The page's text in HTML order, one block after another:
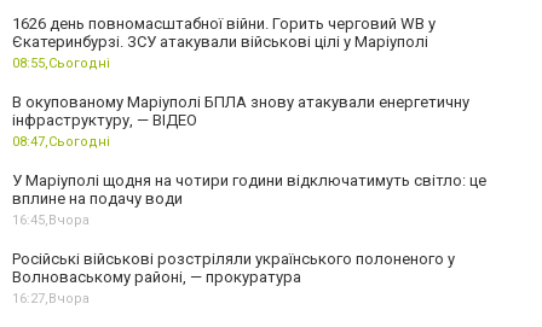
1626 день повномасштабної війни. Горить черговий WB у
Єкатеринбурзі. ЗСУ атакували військові цілі у Маріуполі
08:55,Сьогодні
В окупованому Маріуполі БПЛА знову атакували енергетичну
інфраструктуру, — ВІДЕО
08:47,Сьогодні
У Маріуполі щодня на чотири години відключатимуть світло: це
вплине на подачу води
16:45,Вчора
Російські військові розстріляли українського полоненого у
Волноваському районі, — прокуратура
16:27,Вчора